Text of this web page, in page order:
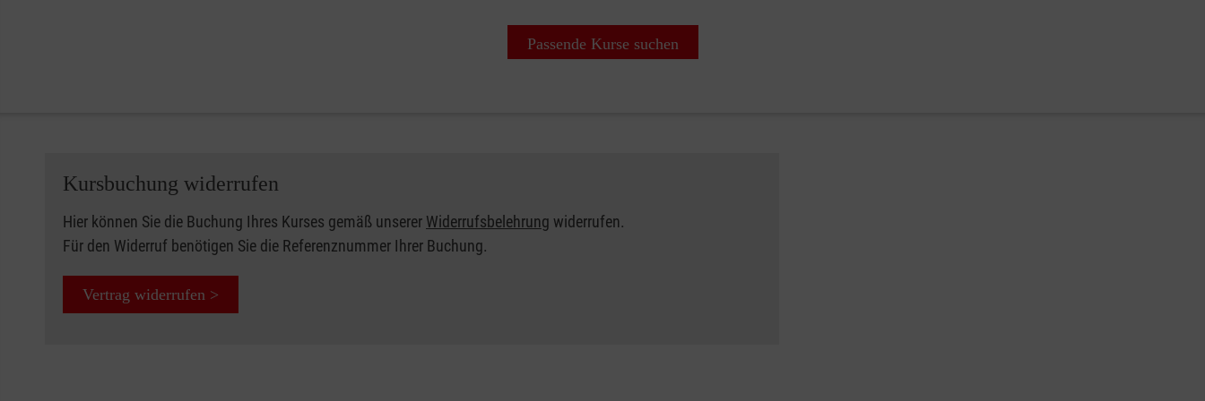
Passende Kurse suchen
Kursbuchung widerrufen
Hier können Sie die Buchung Ihres Kurses gemäß unserer Widerrufsbelehrung widerrufen.
Für den Widerruf benötigen Sie die Referenznummer Ihrer Buchung.
Vertrag widerrufen >